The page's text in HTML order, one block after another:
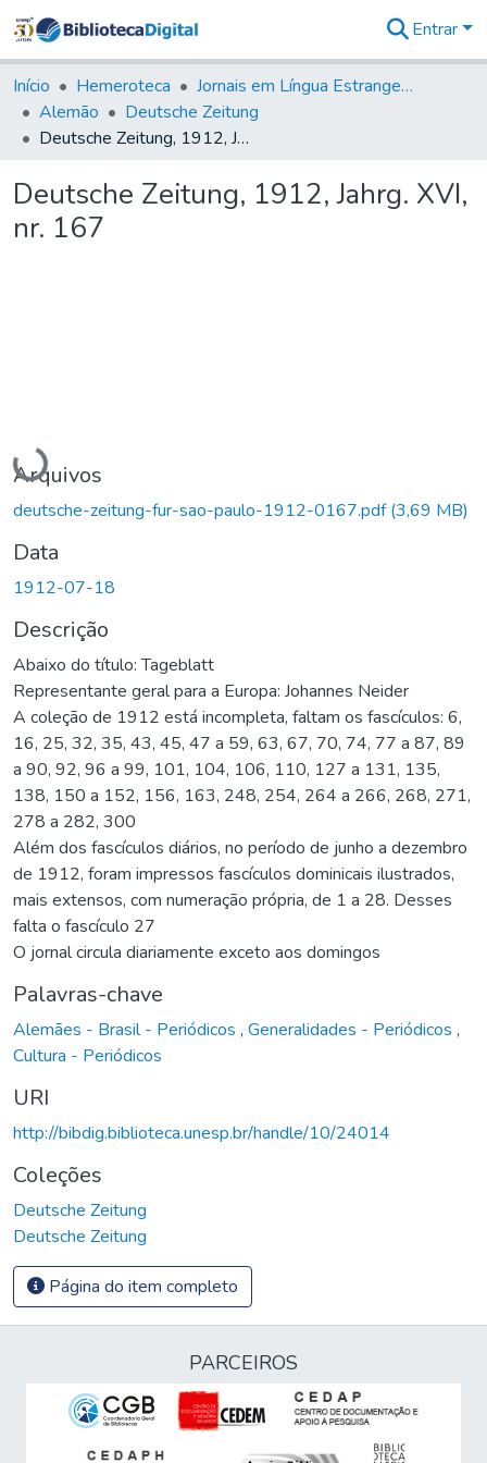
&
Coleções
Tudo na
Biblioteca
Estatísticas
Entrar
Início Hemeroteca
Jornais em Língua Estrangeira
Alemão
Deutsche Zeitung
Deutsche Zeitung, 1912, Jahrg. XVI, nr. 167
Deutsche Zeitung, 1912, Jahrg. XVI,
nr. 167
Carregando...
Arquivos
deutsche-zeitung-fur-sao-paulo-1912-0167.pdf(3,69 MB)
Data
1912-07-18
Descrição
Abaixo do título: Tageblatt
Representante geral para a Europa: Johannes Neider
A coleção de 1912 está incompleta, faltam os fascículos: 6,
16, 25, 32, 35, 43, 45, 47 a 59, 63, 67, 70, 74, 77 a 87, 89
a 90, 92, 96 a 99, 101, 104, 106, 110, 127 a 131, 135,
138, 150 a 152, 156, 163, 248, 254, 264 a 266, 268, 271,
278 a 282, 300
Além dos fascículos diários, no período de junho a dezembro
de 1912, foram impressos fascículos dominicais ilustrados,
mais extensos, com numeração própria, de 1 a 28. Desses
falta o fascículo 27
O jornal circula diariamente exceto aos domingos
Palavras-chave
Alemães - Brasil - Periódicos , Generalidades - Periódicos ,
Cultura - Periódicos
URI
http://bibdig.biblioteca.unesp.br/handle/10/24014
Coleções
Deutsche Zeitung
Deutsche Zeitung
Página do item completo
PARCEIROS